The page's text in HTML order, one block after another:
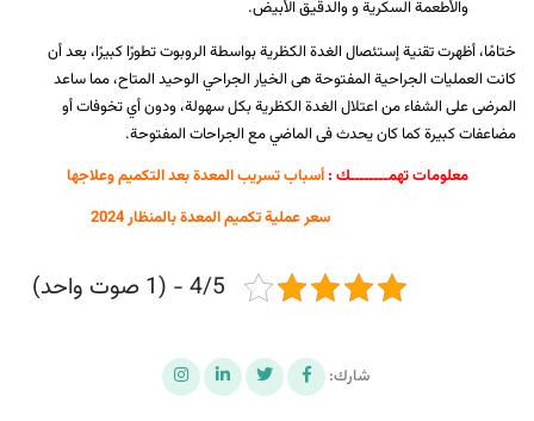
والأطعمة السكرية و والدقيق الأبيض.
ختامًا، أظهرت تقنية إستئصال الغدة الكظرية بواسطة الروبوت تطورًا كبيرًا، بعد أن
كانت العمليات الجراحية المفتوحة هى الخيار الجراحي الوحيد المتاح، مما ساعد
المرضى على الشفاء من اعتلال الغدة الكظرية بكل سهولة، ودون أي تخوفات أو
مضاعفات كبيرة كما كان يحدث فى الماضي مع الجراحات المفتوحة.
معلومات تهمــــــــك : أسباب تسريب المعدة بعد التكميم وعلاجها
سعر عملية تكميم المعدة بالمنظار 2024
4/5 - (1 صوت واحد)
شارك: